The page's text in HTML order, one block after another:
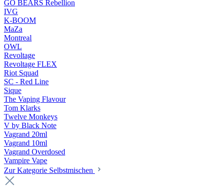
GO BEARS Rebellion
IVG
K-BOOM
MaZa
Montreal
OWL
Revoltage
Revoltage FLEX
Riot Squad
SC - Red Line
Sique
The Vaping Flavour
Tom Klarks
Twelve Monkeys
V by Black Note
Vagrand 20ml
Vagrand 10ml
Vagrand Overdosed
Vampire Vape
Zur Kategorie Selbstmischen